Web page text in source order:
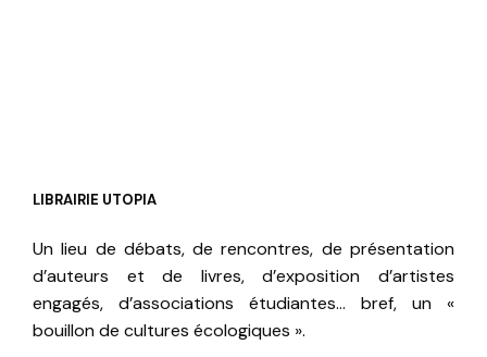
LIBRAIRIE UTOPIA
Un lieu de débats, de rencontres, de présentation
d’auteurs et de livres, d’exposition d’artistes
engagés, d’associations étudiantes… bref, un «
bouillon de cultures écologiques ».